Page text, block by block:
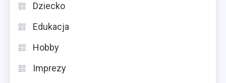
Dziecko
Edukacja
Hobby
Imprezy